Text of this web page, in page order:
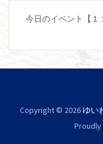
ー
シ
ン
今日のイベント【１
Copyright © 2026 ゆい